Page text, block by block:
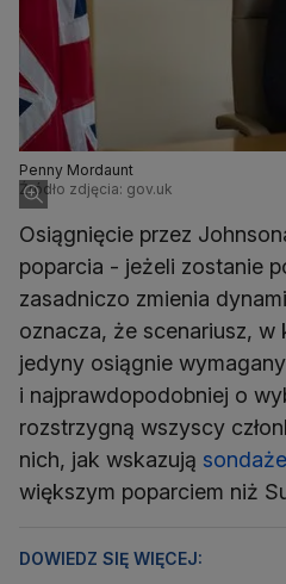
Penny Mordaunt
Źródło zdjęcia: gov.uk
Osiągnięcie przez
poparcia - jeżeli zostanie
zasadniczo zmienia
oznacza, że scenariusz, w
jedyny osiągnie
i najprawdopodobniej o
rozstrzygną wszyscy
nich, jak wskazują sondaże
większym poparciem niż
DOWIEDZ SIĘ WIĘCEJ: